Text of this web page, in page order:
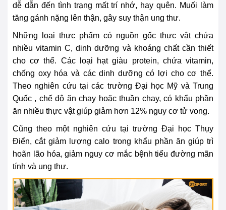
dễ dẫn đến tình trạng mất trí nhớ, hay quên. Muối làm
tăng gánh nặng lên thận, gây suy thận ung thư.
Những loại thực phẩm có nguồn gốc thực vật chứa
nhiều vitamin C, dinh dưỡng và khoáng chất cần thiết
cho cơ thể. Các loại hạt giàu protein, chứa vitamin,
chống oxy hóa và các dinh dưỡng có lợi cho cơ thể.
Theo nghiên cứu tại các trường Đại học Mỹ và Trung
Quốc , chế độ ăn chay hoặc thuần chay, có khẩu phần
ăn nhiều thực vật giúp giảm hơn 12% nguy cơ tử vong.
Cũng theo một nghiên cứu tại trường Đại học Thụy
Điển, cắt giảm lượng calo trong khẩu phần ăn giúp trì
hoãn lão hóa, giảm nguy cơ mắc bệnh tiểu đường mãn
tính và ung thư.